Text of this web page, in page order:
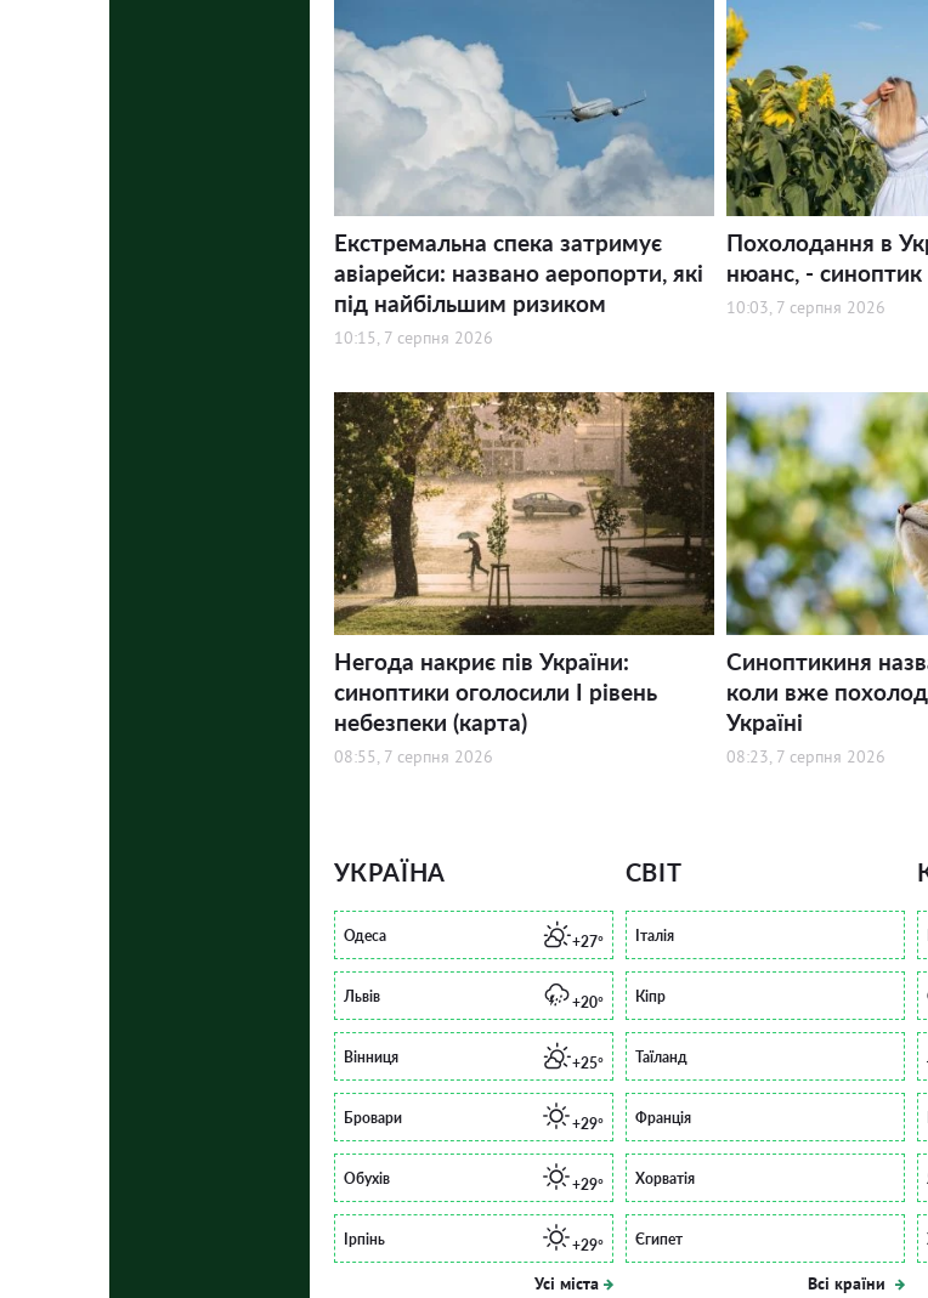
Екстремальна спека затримує
авіарейси: названо аеропорти, які
під найбільшим ризиком
10:15, 7 серпня 2026
Похолодання в
нюанс, - синоптик
10:03, 7 серпня 2026
Негода накриє пів України:
синоптики оголосили І рівень
небезпеки (карта)
08:55, 7 серпня 2026
Синоптикиня
коли вже
Україні
08:23, 7 серпня 2026
УКРАЇНА
Одеса +27°
Львів +20°
Вінниця +25°
Бровари +29°
Обухів +29°
Ірпінь +29°
Усі міста
СВІТ
Італія
Кіпр
Таїланд
Франція
Хорватія
Єгипет
Всі країни